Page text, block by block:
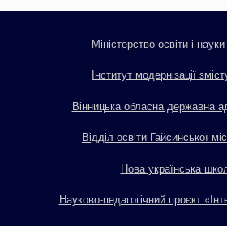
Міністерство освіти і
Інститут модернізації
Вінницька обласна державна
Відділ освіти Гайсинської
Нова українська
Науково-педагогічний проєкт